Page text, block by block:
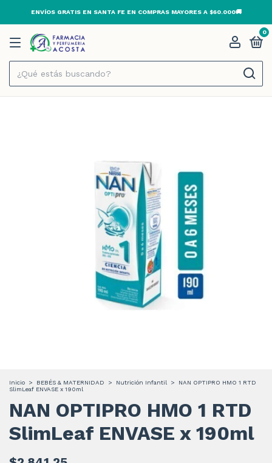
ENVÍOS GRATIS EN SANTA FE EN COMPRAS MAYORES A $60.000🚚
0
Inicio > BEBÉS & MATERNIDAD > Nutrición Infantil >
NAN OPTIPRO HMO 1 RTD
SlimLeaf ENVASE x 190ml
NAN OPTIPRO HMO 1 RTD
SlimLeaf ENVASE x 190ml